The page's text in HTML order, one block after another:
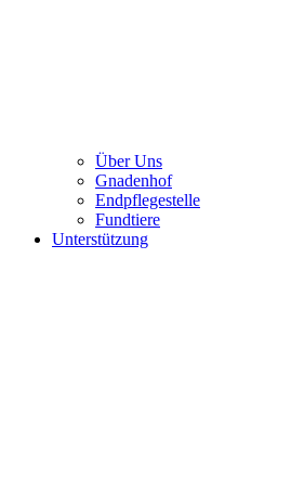
Über Uns
Gnadenhof
Endpflegestelle
Fundtiere
Unterstützung